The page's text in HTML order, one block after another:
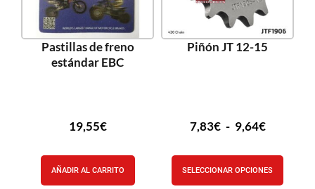
Pastillas de freno
estándar EBC
19,55€
AÑADIR AL CARRITO
Piñón JT 12-15
7,83€ - 9,64€
SELECCIONAR OPCIONES